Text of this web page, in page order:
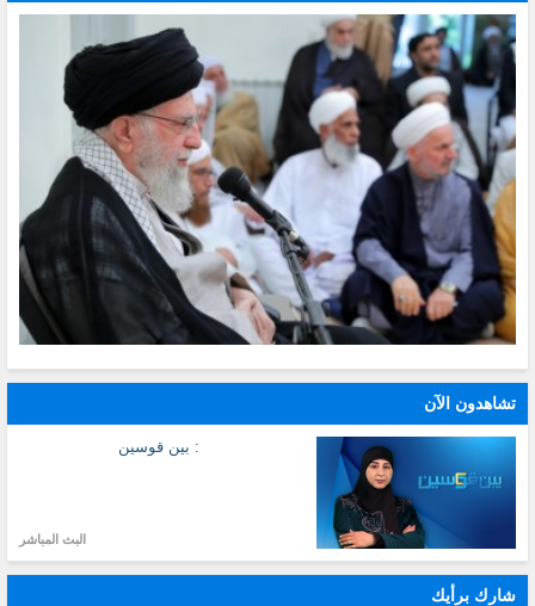
تشاهدون الآن
: بين قوسين
البث المباشر
شارك برأيك